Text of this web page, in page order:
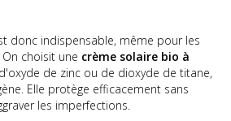
donc indispensable, même pour les
choisit une crème solaire bio à
de zinc ou de dioxyde de titane,
Elle protège efficacement sans
les imperfections.